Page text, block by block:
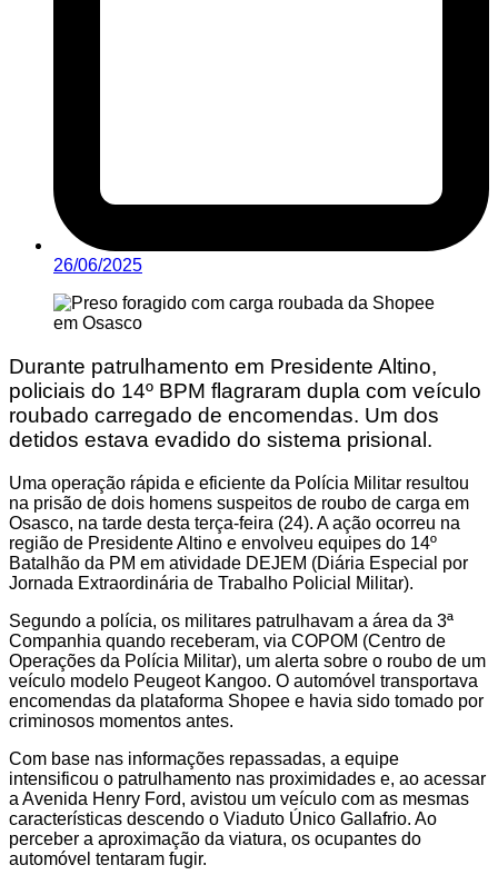
26/06/2025
Durante patrulhamento em Presidente Altino,
policiais do 14º BPM flagraram dupla com veículo
roubado carregado de encomendas. Um dos
detidos estava evadido do sistema prisional.
Uma operação rápida e eficiente da Polícia Militar resultou
na prisão de dois homens suspeitos de roubo de carga em
Osasco, na tarde desta terça-feira (24). A ação ocorreu na
região de Presidente Altino e envolveu equipes do 14º
Batalhão da PM em atividade DEJEM (Diária Especial por
Jornada Extraordinária de Trabalho Policial Militar).
Segundo a polícia, os militares patrulhavam a área da 3ª
Companhia quando receberam, via COPOM (Centro de
Operações da Polícia Militar), um alerta sobre o roubo de um
veículo modelo Peugeot Kangoo. O automóvel transportava
encomendas da plataforma Shopee e havia sido tomado por
criminosos momentos antes.
Com base nas informações repassadas, a equipe
intensificou o patrulhamento nas proximidades e, ao acessar
a Avenida Henry Ford, avistou um veículo com as mesmas
características descendo o Viaduto Único Gallafrio. Ao
perceber a aproximação da viatura, os ocupantes do
automóvel tentaram fugir.